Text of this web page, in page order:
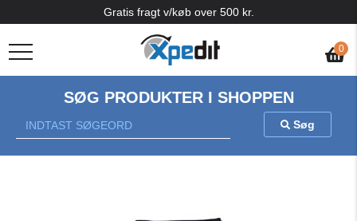
0
Gratis fragt v/køb over 500 kr.
SØG PRODUKTER I SHOPPEN
Søg